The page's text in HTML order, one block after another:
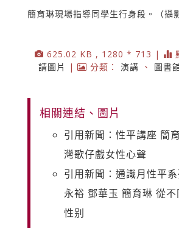
簡育琳現場指導同學生行身段。（攝
625.02 KB , 1280 * 713 |
請圖片
| 分類： 演講 、 圖書
相關連結、圖片
引用新聞：性平講座 簡
灣歌仔戲女性心聲
引用新聞：通識月性平
永裕 鄧華玉 簡育琳 從不
性别